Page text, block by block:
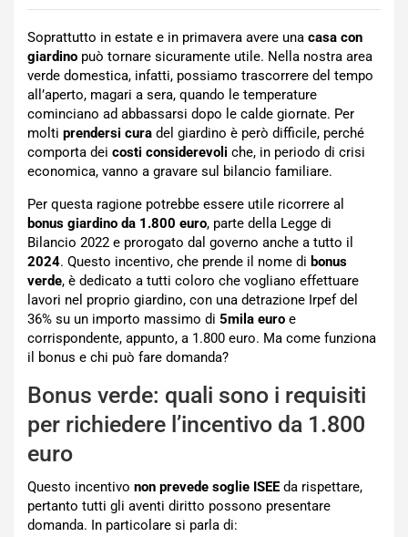
Soprattutto in estate e in primavera avere una casa con
giardino può tornare sicuramente utile. Nella nostra area
verde domestica, infatti, possiamo trascorrere del tempo
all’aperto, magari a sera, quando le temperature
cominciano ad abbassarsi dopo le calde giornate. Per
molti prendersi cura del giardino è però difficile, perché
comporta dei costi considerevoli che, in periodo di crisi
economica, vanno a gravare sul bilancio familiare.
Per questa ragione potrebbe essere utile ricorrere al
bonus giardino da 1.800 euro, parte della Legge di
Bilancio 2022 e prorogato dal governo anche a tutto il
2024. Questo incentivo, che prende il nome di bonus
verde, è dedicato a tutti coloro che vogliano effettuare
lavori nel proprio giardino, con una detrazione Irpef del
36% su un importo massimo di 5mila euro e
corrispondente, appunto, a 1.800 euro. Ma come funziona
il bonus e chi può fare domanda?
Bonus verde: quali sono i requisiti
per richiedere l’incentivo da 1.800
euro
Questo incentivo non prevede soglie ISEEda rispettare,
pertanto tutti gli aventi diritto possono presentare
domanda. In particolare si parla di: